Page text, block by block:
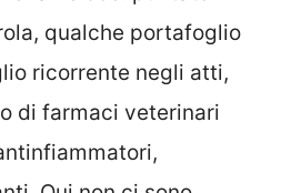
qualche portafoglio
ricorrente negli atti,
di farmaci veterinari